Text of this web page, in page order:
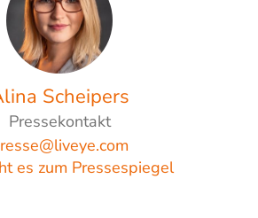
Scheipers
Pressekontakt
es zum Pressespiegel